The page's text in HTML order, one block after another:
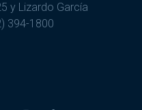
y Lizardo García
394-1800